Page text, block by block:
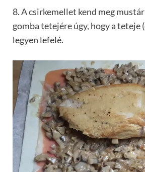
8. A csirkemellet kend meg
gomba tetejére úgy, hogy a teteje
legyen lefelé.